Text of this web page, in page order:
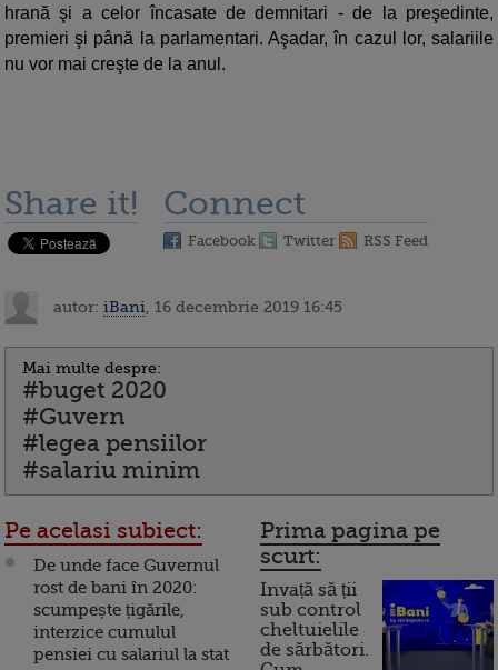
hrană şi a celor încasate de demnitari - de la preşedinte,
premieri şi până la parlamentari. Aşadar, în cazul lor, salariile
nu vor mai creşte de la anul.
Share it! Connect
Facebook Twitter RSS Feed
autor: iBani , 16 decembrie 2019 16:45
Mai multe despre:
#buget 2020
#Guvern
#legea pensiilor
#salariu minim
Pe acelasi subiect:
De unde face Guvernul
rost de bani în 2020:
scumpește țigările,
interzice cumulul
pensiei cu salariul la stat
Prima pagina pe
scurt:
Invață să ții
sub control
cheltuielile
de sărbători.